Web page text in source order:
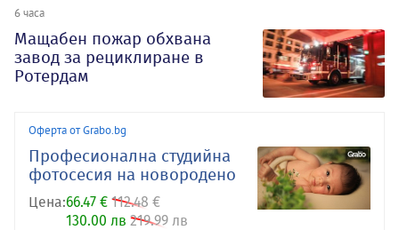
6 часа
Мащабен пожар обхвана
завод за рециклиране в
Ротердам
Оферта от Grabo.bg
Професионална студийна
фотосесия на новородено
Цена:66.47 € 112.48 €
130.00 лв 219.99 лв